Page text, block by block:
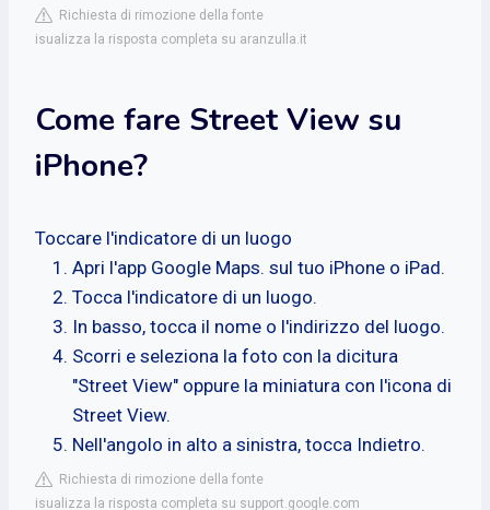
Richiesta di rimozione della fonte
isualizza la risposta completa su aranzulla.it
Come fare Street View su
iPhone?
Toccare l'indicatore di un luogo
Apri l'app Google Maps. sul tuo iPhone o iPad.
Tocca l'indicatore di un luogo.
In basso, tocca il nome o l'indirizzo del luogo.
Scorri e seleziona la foto con la dicitura
"Street View" oppure la miniatura con l'icona di
Street View.
Nell'angolo in alto a sinistra, tocca Indietro.
Richiesta di rimozione della fonte
isualizza la risposta completa su support.google.com